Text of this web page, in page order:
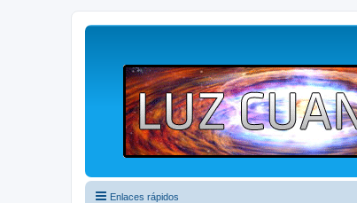
Enlaces rápidos